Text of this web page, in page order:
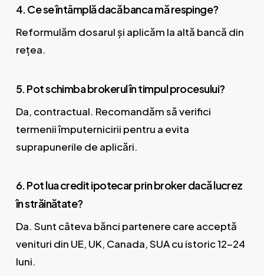
4. Ce se întâmplă dacă banca mă respinge?
Reformulăm dosarul și aplicăm la altă bancă din
rețea.
5. Pot schimba brokerul în timpul procesului?
Da, contractual. Recomandăm să verifici
termenii împuternicirii pentru a evita
suprapunerile de aplicări.
6. Pot lua credit ipotecar prin broker dacă lucrez
în străinătate?
Da. Sunt câteva bănci partenere care acceptă
venituri din UE, UK, Canada, SUA cu istoric 12-24
luni.